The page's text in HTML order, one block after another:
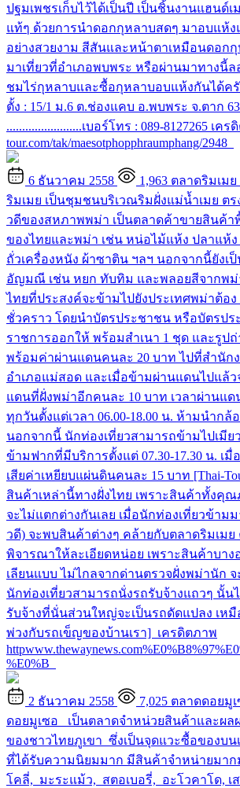
ปฐมเพชรเก็บไว้ได้เป็นปี เป็นชิ้นงานแฮนด์เ
แท้ๆ ด้วยการนำดอกกุหลาบสดๆ มาอบแห้ง
อย่างสวยงาม สีสันและหน้าตาเหมือนดอก
มาเที่ยวที่อำเภอพบพระ หรือผ่านมาทางนี้ล
ชมไร่กุหลาบและซื้อกุหลาบอบแห้งกันได้ครั
ตั้ง : 15/1 ม.6 ต.ช่องแคบ อ.พบพระ จ.ตาก
........................เบอร์โทร : 089-8127265 เคร
tour.com/tak/maesotphopphraumphang/2948
6 ธันวาคม 2558 1,963 ตลาดริมเมย
ริมเมย เป็นชุมชนบริเวณริมฝั่งแม่น้ำเมย ตร
วดีของสหภาพพม่า เป็นตลาดค้าขายสินค้า
ของไทยและพม่า เช่น หน่อไม้แห้ง ปลาแห้ง
ถั่วเครื่องหนัง ผ้าซาติน ฯลฯ นอกจากนี้ยังเ
อัญมณี เช่น หยก ทับทิม และพลอยสีจากพม่
ไทยที่ประสงค์จะข้ามไปยังประเทศพม่าต้อ
ชั่วคราว โดยนำบัตรประชาชน หรือบัตรปร
ราชการออกให้ พร้อมสำเนา 1 ชุด และรูปถ่
พร้อมค่าผ่านแดนคนละ 20 บาท ไปที่สำนัก
อำเภอแม่สอด และเมื่อข้ามผ่านแดนไปแล้ว
แดนที่ฝั่งพม่าอีกคนละ 10 บาท เวลาผ่านแด
ทุกวันตั้งแต่เวลา 06.00-18.00 น. ห้ามนำกล้
นอกจากนี้ นักท่องเที่ยวสามารถข้ามไปเมีย
ข้ามฟากที่มีบริการตั้งแต่ 07.30-17.30 น. เมื่
เสียค่าเหยียบแผ่นดินคนละ 15 บาท [Thai-
สินค้าเหล่านี้ทางฝั่งไทย เพราะสินค้าทั้งคุ
จะไม่แตกต่างกันเลย เมื่อนักท่องเที่ยวข้ามม
วดี) จะพบสินค้าต่างๆ คล้ายกับตลาดริมเมย
พิจารณาให้ละเอียดหน่อย เพราะสินค้าบาง
เลียนแบบ ไม่ไกลจากด่านตรวจฝั่งพม่านัก
นักท่องเที่ยวสามารถนั่งรถรับจ้างแถวๆ นั้น
รับจ้างที่นั่นส่วนใหญ่จะเป็นรถดัดแปลง เห
พ่วงกับรถเข็ญของบ้านเรา] เครดิตภาพ
%E0%B
2 ธันวาคม 2558 7,025 ตลาดดอยมู
ดอยมูเซอ เป็นตลาดจำหน่วยสินค้าและผล
ของชาวไทยภูเขา ซึ่งเป็นจุดแวะซื้อของบ
ที่ได้รับความนิยมมาก มีสินค้าจำหน่ายมา
โคลี่, มะระแม้ว, สตอเบอรี่, อะโวคาโด, เ